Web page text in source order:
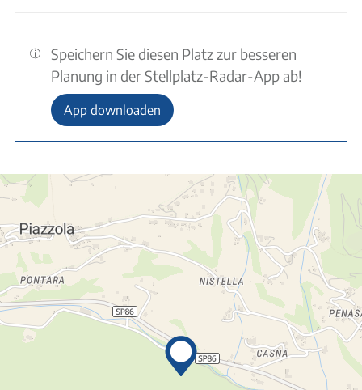
Speichern Sie diesen Platz zur besseren
Planung in der Stellplatz-Radar-App ab!
App downloaden